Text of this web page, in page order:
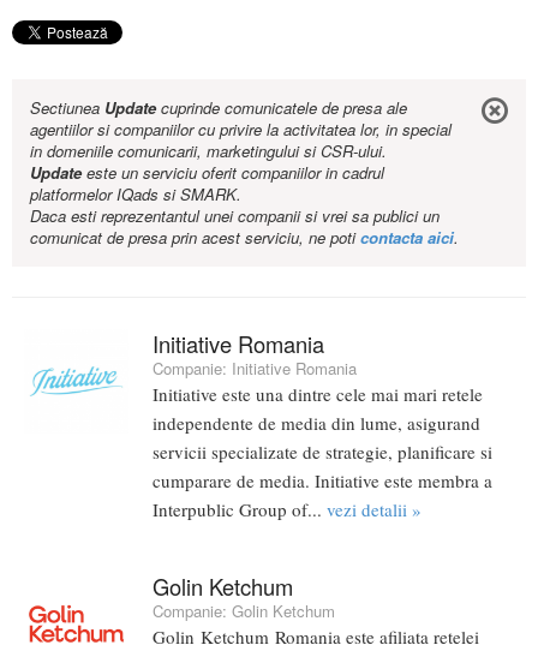
Sectiunea Updatecuprinde comunicatele de presa ale
agentiilor si companiilor cu privire la activitatea lor, in special
in domeniile comunicarii, marketingului si CSR-ului.
Updateeste un serviciu oferit companiilor in cadrul
platformelor IQads si SMARK.
Daca esti reprezentantul unei companii si vrei sa publici un
comunicat de presa prin acest serviciu, ne poticontacta aici.
Initiative Romania
Companie: Initiative Romania
Initiative este una dintre cele mai mari retele
independente de media din lume, asigurand
servicii specializate de strategie, planificare si
cumparare de media. Initiative este membra a
Interpublic Group of... vezi detalii »
Golin Ketchum
Companie: Golin Ketchum
Golin Ketchum Romania este afiliata retelei